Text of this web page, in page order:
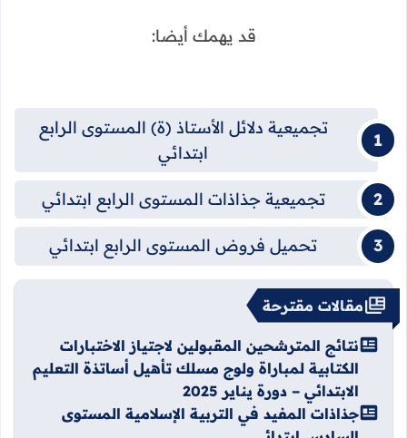
قد يهمك أيضا:
تجميعية دلائل الأستاذ (ة) المستوى الرابع
ابتدائي
تجميعية جذاذات المستوى الرابع ابتدائي
تحميل فروض المستوى الرابع ابتدائي
مقالات مقترحة
نتائج المترشحين المقبولين لاجتياز الاختبارات
الكتابية لمباراة ولوج مسلك تأهيل أساتذة التعليم
الابتدائي – دورة يناير 2025
جذاذات المفيد في التربية الإسلامية المستوى